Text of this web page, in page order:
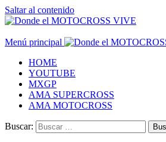
Saltar al contenido
Menú principal
HOME
YOUTUBE
MXGP
AMA SUPERCROSS
AMA MOTOCROSS
Buscar: